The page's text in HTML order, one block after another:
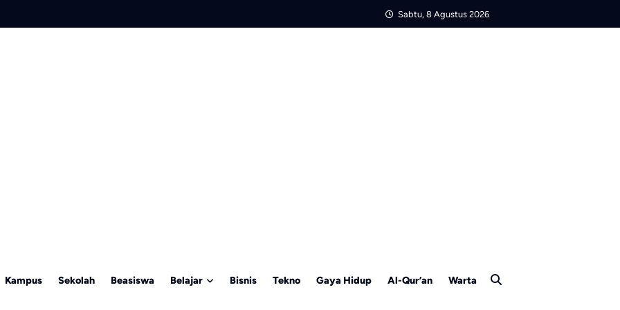
Sabtu, 8 Agustus 2026
Kampus Sekolah Beasiswa Belajar Bisnis Tekno Gaya Hidup Al-Qur’an Warta